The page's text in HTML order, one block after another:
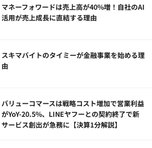
マネーフォワードは売上高が40%増！自社のAI
活用が売上成長に直結する理由
スキマバイトのタイミーが金融事業を始める理
由
バリューコマースは戦略コスト増加で営業利益
がYoY-20.5%、LINEヤフーとの契約終了で新
サービス創出が急務に【決算1分解説】